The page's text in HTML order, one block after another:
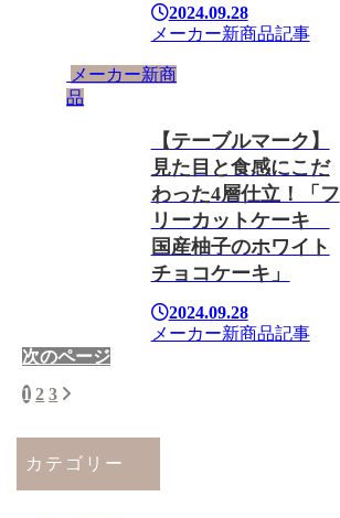
2024.09.28
メーカー新商品記事
メーカー新商
品
【テーブルマーク】
見た目と食感にこだ
わった4層仕立！「フ
リーカットケーキ
国産柚子のホワイト
チョコケーキ」
2024.09.28
メーカー新商品記事
次のページ
1 2 3 次
へ
カテゴリー